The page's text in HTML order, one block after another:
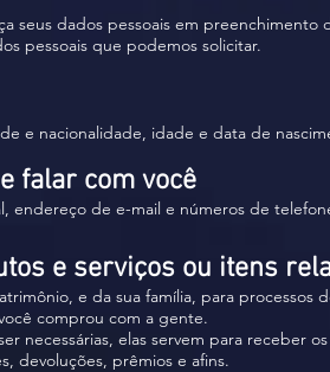
seus dados pessoais em
pessoais que podemos solicitar.
e nacionalidade, idade e data de
falar com você
endereço de e-mail e números de
e serviços ou itens
e da sua família, para
comprou com a gente.
necessárias, elas servem para
devoluções, prêmios e afins.